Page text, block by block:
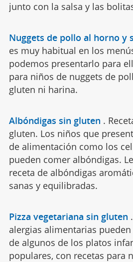
junto con la salsa y las
Nuggets de pollo al horno y
es muy habitual en los
podemos presentarlo para
para niños de nuggets de
gluten ni harina.
Albóndigas sin gluten .
gluten. Los niños que
de alimentación como los
pueden comer albóndigas.
receta de albóndigas
sanas y equilibradas.
Pizza vegetariana sin gluten .
alergias alimentarias
de algunos de los platos
populares, con recetas para